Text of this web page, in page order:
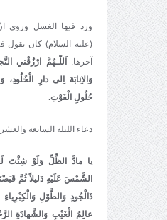
ورد فيها الغسل وروي انّ
(عليه السلام) كان يقول
آخرها: اَللّـهُمَّ ارْزُقْني
وَالاِنابَةَ اِلى دارِ
حُلُولِ الْفَوْتِ.
دعاء الليلة السابعة
يا مادَّ الظِّلِّ وَلَوْ شِئْتَ
الشَّمْسَ عَلَيْهِ دَليلاً ثُمَّ
ذَالْجُودِ وَالطَّوْلِ وَالْكِبْرِياءِ
عالِمُ الْغَيْبِ وَالشَّهادَةِ